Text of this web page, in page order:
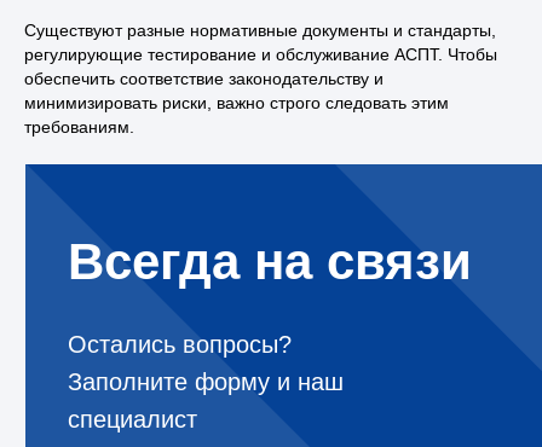
Существуют разные нормативные документы и стандарты,
регулирующие тестирование и обслуживание АСПТ. Чтобы
обеспечить соответствие законодательству и
минимизировать риски, важно строго следовать этим
требованиям.